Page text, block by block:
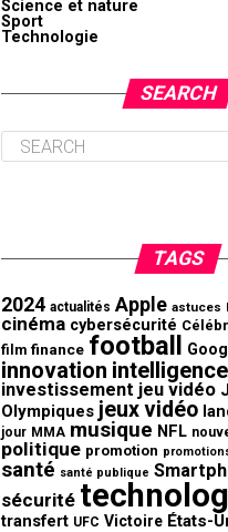
Science et nature
Sport
Technologie
SEARCH
TAGS
2024 actualités Apple astuces
cinéma cybersécurité
film finance football
innovation
investissement jeu vidéo
Olympiques jeux vidéo
jour MMA musique NFL
politique promotion
santé santé publique
sécurité
transfert UFC Victoire États-